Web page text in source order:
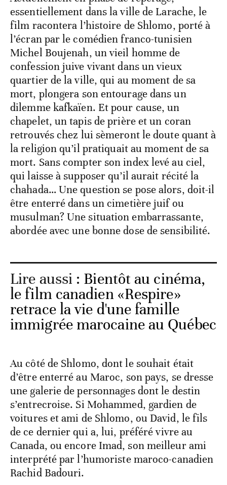
essentiellement dans la ville de Larache, le
film racontera l’histoire de Shlomo, porté à
l’écran par le comédien franco-tunisien
Michel Boujenah, un vieil homme de
confession juive vivant dans un vieux
quartier de la ville, qui au moment de sa
mort, plongera son entourage dans un
dilemme kafkaïen. Et pour cause, un
chapelet, un tapis de prière et un coran
retrouvés chez lui sèmeront le doute quant à
la religion qu’il pratiquait au moment de sa
mort. Sans compter son index levé au ciel,
qui laisse à supposer qu’il aurait récité la
chahada… Une question se pose alors, doit-il
être enterré dans un cimetière juif ou
musulman? Une situation embarrassante,
abordée avec une bonne dose de sensibilité.
Lire aussi : Bientôt au cinéma,
le film canadien «Respire»
retrace la vie d'une famille
immigrée marocaine au Québec
Au côté de Shlomo, dont le souhait était
d’être enterré au Maroc, son pays, se dresse
une galerie de personnages dont le destin
s’entrecroise. Si Mohammed, gardien de
voitures et ami de Shlomo, ou David, le fils
de ce dernier qui a, lui, préféré vivre au
Canada, ou encore Imad, son meilleur ami
interprété par l’humoriste maroco-canadien
Rachid Badouri.